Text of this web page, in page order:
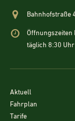
Bahnhofstraße
Öffnungszeiten
täglich 8:30
Aktuell
Fahrplan
Tarife